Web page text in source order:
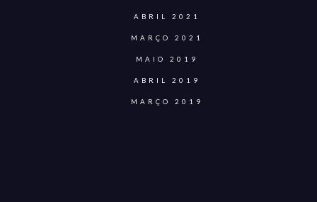
ABRIL 2021
MARÇO 2021
MAIO 2019
ABRIL 2019
MARÇO 2019